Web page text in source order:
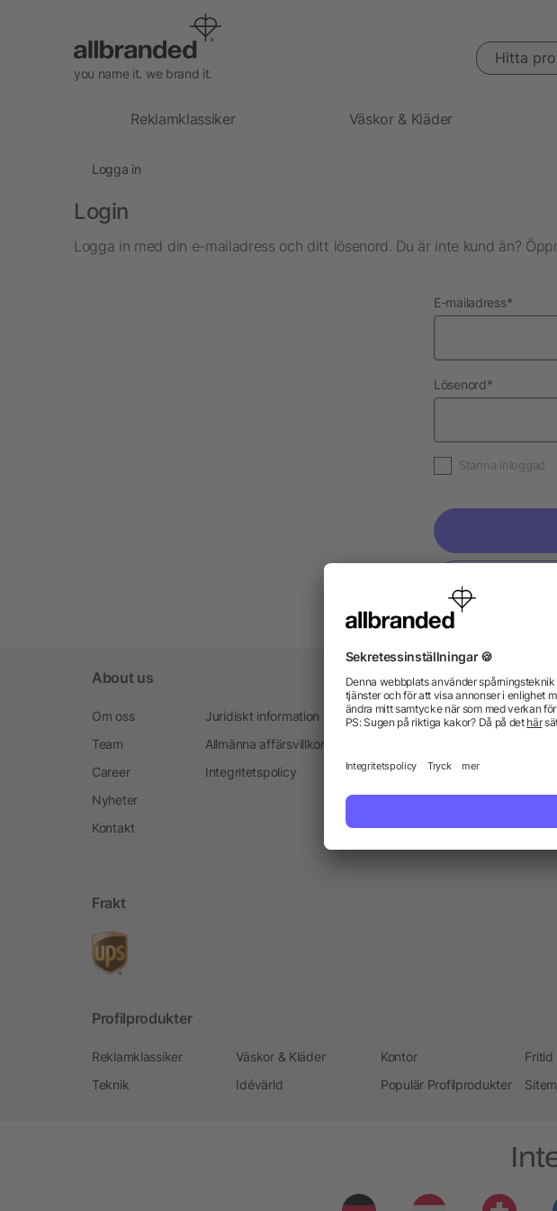
you name it. we brand it.
Hitta
Reklamklassiker Väskor & Kläder
Logga in
Login
Logga in med din e-mailadress och ditt lösenord. Du är inte kund än?
E-mailadress*
Lösenordnödvändig
*
Stanna inloggad
About us
Om oss
Team
Career
Nyheter
Kontakt
Juridiskt information
Allmänna affärsvillkoren
Integritetspolicy
Information
Vanliga frågor och
Registrera en retur
Profilprodukt WIKI
Profilprodukt
Frakt
Profilprodukter
Reklamklassiker Väskor & Kläder Kontor
Fritid
Teknik
Idévärld Populär Profilprodukter